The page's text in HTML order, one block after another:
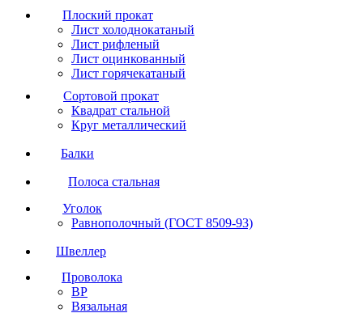
Плоский прокат
Лист холоднокатаный
Лист рифленый
Лист оцинкованный
Лист горячекатаный
Сортовой прокат
Квадрат стальной
Круг металлический
Балки
Полоса стальная
Уголок
Равнополочный (ГОСТ 8509-93)
Швеллер
Проволока
ВР
Вязальная